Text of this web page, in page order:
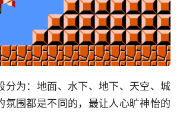
分为：地面、水下、地下、天空、城
氛围都是不同的，最让人心旷神怡的